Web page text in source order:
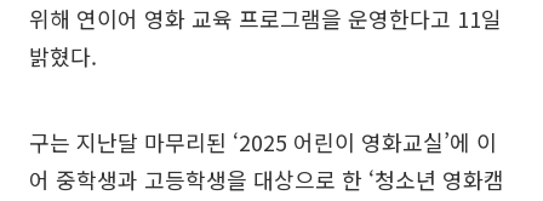
위해 연이어 영화 교육 프로그램을 운영한다고 11일
밝혔다.
구는 지난달 마무리된 ‘2025 어린이 영화교실’에 이
어 중학생과 고등학생을 대상으로 한 ‘청소년 영화캠